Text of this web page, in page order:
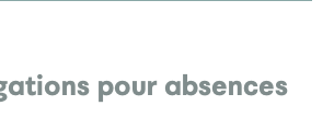
pour absences